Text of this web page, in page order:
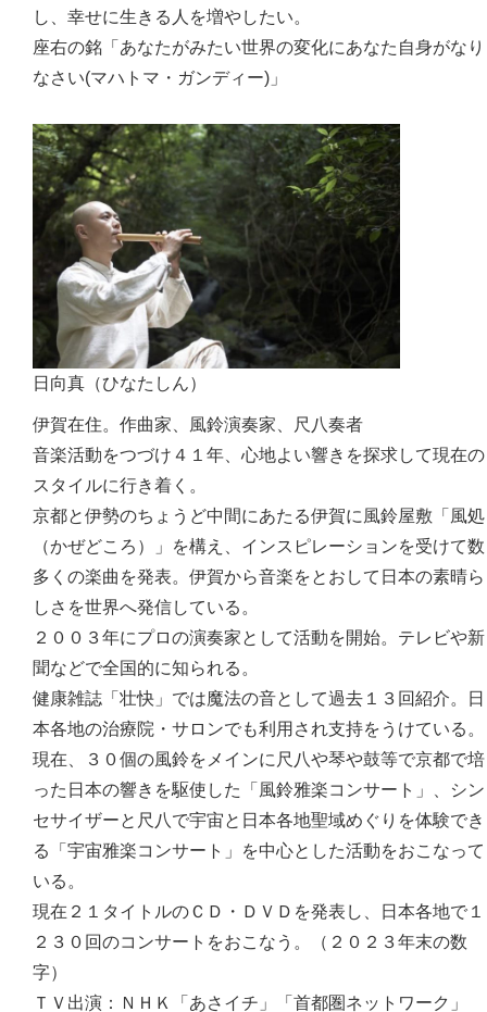
し、幸せに生きる人を増やしたい。
座右の銘「あなたがみたい世界の変化にあなた自身がなり
なさい(マハトマ・ガンディー)」
日向真（ひなたしん）
伊賀在住。作曲家、風鈴演奏家、尺八奏者
音楽活動をつづけ４１年、心地よい響きを探求して現在の
スタイルに行き着く。
京都と伊勢のちょうど中間にあたる伊賀に風鈴屋敷「風処
（かぜどころ）」を構え、インスピレーションを受けて数
多くの楽曲を発表。伊賀から音楽をとおして日本の素晴ら
しさを世界へ発信している。
２００３年にプロの演奏家として活動を開始。テレビや新
聞などで全国的に知られる。
健康雑誌「壮快」では魔法の音として過去１３回紹介。日
本各地の治療院・サロンでも利用され支持をうけている。
現在、３０個の風鈴をメインに尺八や琴や鼓等で京都で培
った日本の響きを駆使した「風鈴雅楽コンサート」、シン
セサイザーと尺八で宇宙と日本各地聖域めぐりを体験でき
る「宇宙雅楽コンサート」を中心とした活動をおこなって
いる。
現在２１タイトルのＣＤ・ＤＶＤを発表し、日本各地で１
２３０回のコンサートをおこなう。（２０２３年末の数
字）
ＴＶ出演：ＮＨＫ「あさイチ」「首都圏ネットワーク」